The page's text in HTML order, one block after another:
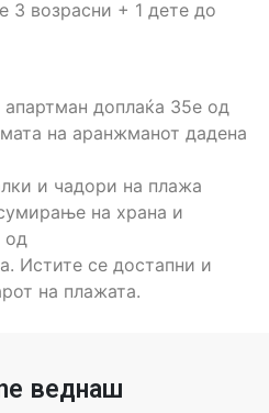
возрасни + 1 дете до
доплаќа 35е од
на аранжманот дадена
и чадори на плажа
на храна и
од
Истите се достапни и
на плажата.
веднаш